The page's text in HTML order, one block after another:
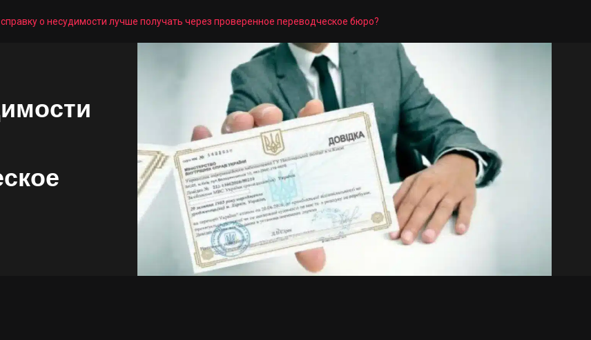
о несудимости лучше получать через проверенное переводческое бюро?